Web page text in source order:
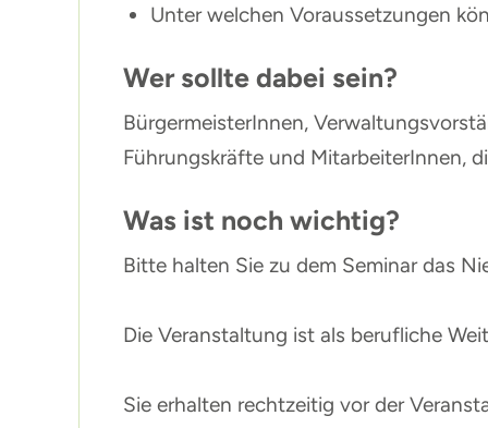
Unter welchen Voraussetzungen
Wer sollte dabei sein?
BürgermeisterInnen,
Führungskräfte und MitarbeiterInnen,
Was ist noch wichtig?
Bitte halten Sie zu dem Seminar das
Die Veranstaltung ist als berufliche
Sie erhalten rechtzeitig vor der